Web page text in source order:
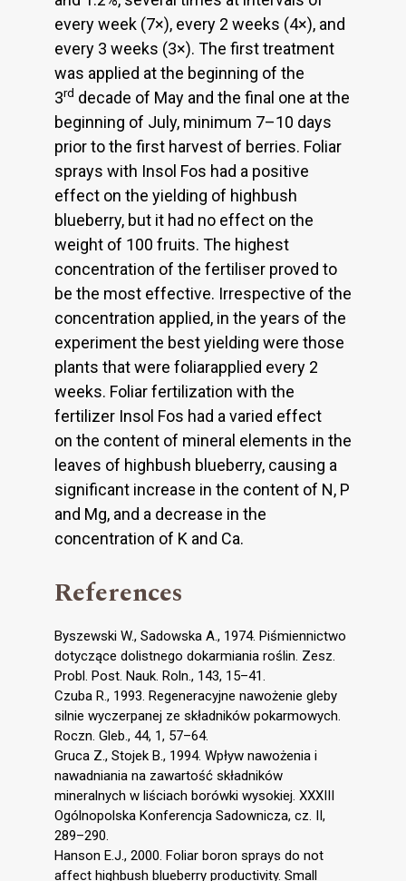
every week (7×), every 2 weeks (4×), and
every 3 weeks (3×). The first treatment
was applied at the beginning of the
3rd decade of May and the final one at the
beginning of July, minimum 7–10 days
prior to the first harvest of berries. Foliar
sprays with Insol Fos had a positive
effect on the yielding of highbush
blueberry, but it had no effect on the
weight of 100 fruits. The highest
concentration of the fertiliser proved to
be the most effective. Irrespective of the
concentration applied, in the years of the
experiment the best yielding were those
plants that were foliarapplied every 2
weeks. Foliar fertilization with the
fertilizer Insol Fos had a varied effect
on the content of mineral elements in the
leaves of highbush blueberry, causing a
significant increase in the content of N, P
and Mg, and a decrease in the
concentration of K and Ca.
References
Byszewski W., Sadowska A., 1974. Piśmiennictwo
dotyczące dolistnego dokarmiania roślin. Zesz.
Probl. Post. Nauk. Roln., 143, 15–41.
Czuba R., 1993. Regeneracyjne nawożenie gleby
silnie wyczerpanej ze składników pokarmowych.
Roczn. Gleb., 44, 1, 57–64.
Gruca Z., Stojek B., 1994. Wpływ nawożenia i
nawadniania na zawartość składników
mineralnych w liściach borówki wysokiej. XXXIII
Ogólnopolska Konferencja Sadownicza, cz. II,
289–290.
Hanson E.J., 2000. Foliar boron sprays do not
affect highbush blueberry productivity. Small